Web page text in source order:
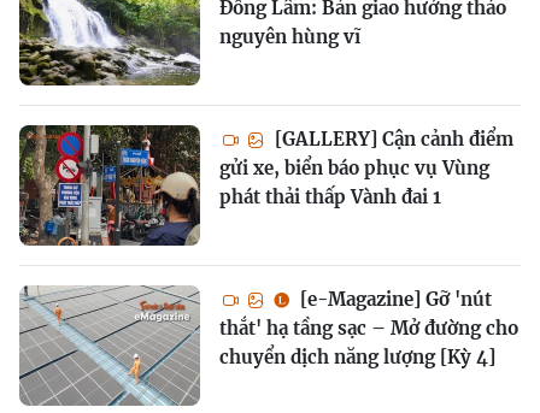
Đồng Lâm: Bản giao hưởng thảo
nguyên hùng vĩ
[GALLERY] Cận cảnh điểm
gửi xe, biển báo phục vụ Vùng
phát thải thấp Vành đai 1
[e-Magazine] Gỡ 'nút
thắt' hạ tầng sạc – Mở đường cho
chuyển dịch năng lượng [Kỳ 4]